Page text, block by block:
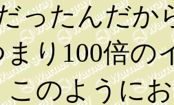
ったんだか
り100倍の
このように